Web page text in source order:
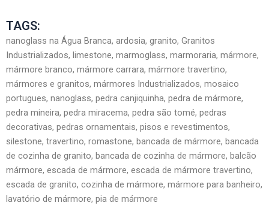
TAGS:
nanoglass na Água Branca, ardosia, granito, Granitos
Industrializados, limestone, marmoglass, marmoraria, mármore,
mármore branco, mármore carrara, mármore travertino,
mármores e granitos, mármores Industrializados, mosaico
portugues, nanoglass, pedra canjiquinha, pedra de mármore,
pedra mineira, pedra miracema, pedra são tomé, pedras
decorativas, pedras ornamentais, pisos e revestimentos,
silestone, travertino, romastone, bancada de mármore, bancada
de cozinha de granito, bancada de cozinha de mármore, balcão
mármore, escada de mármore, escada de mármore travertino,
escada de granito, cozinha de mármore, mármore para banheiro,
lavatório de mármore, pia de mármore